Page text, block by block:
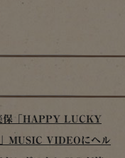
保「HAPPY LUCKY
MUSIC VIDEOにヘル